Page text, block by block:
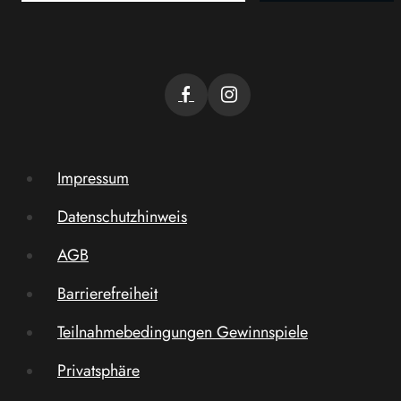
Impressum
Datenschutzhinweis
AGB
Barrierefreiheit
Teilnahmebedingungen Gewinnspiele
Privatsphäre